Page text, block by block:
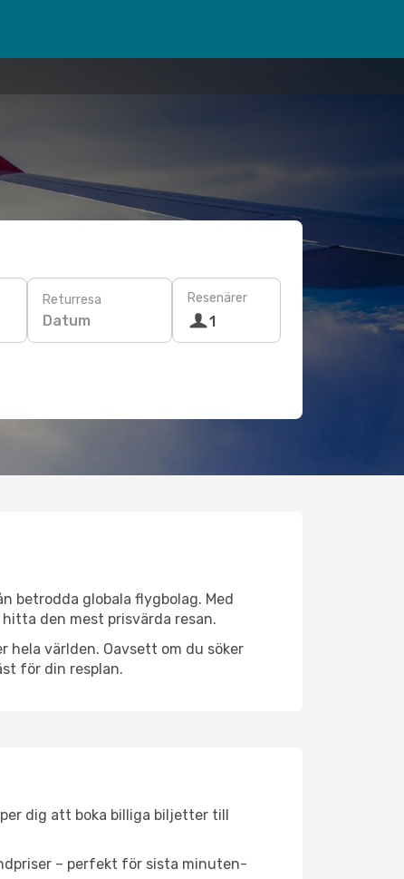
Returresa
Datum
Resenärer
1
betrodda globala flygbolag. Med
den mest prisvärda resan.
världen. Oavsett om du söker
för din resplan.
dig att boka billiga biljetter till
– perfekt för sista minuten-